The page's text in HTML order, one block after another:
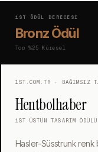
1ST ÖDÜL DERECESI
Bronz Ödül
Top %25 Küresel
1ST.COM.TR · BAĞIMSIZ
Hentbolhaber
1ST ÜSTÜN TASARIM ÖDÜLÜ
Hasler-Süsstrunk renk